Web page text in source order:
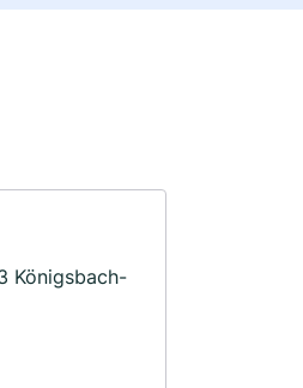
Königsbach-